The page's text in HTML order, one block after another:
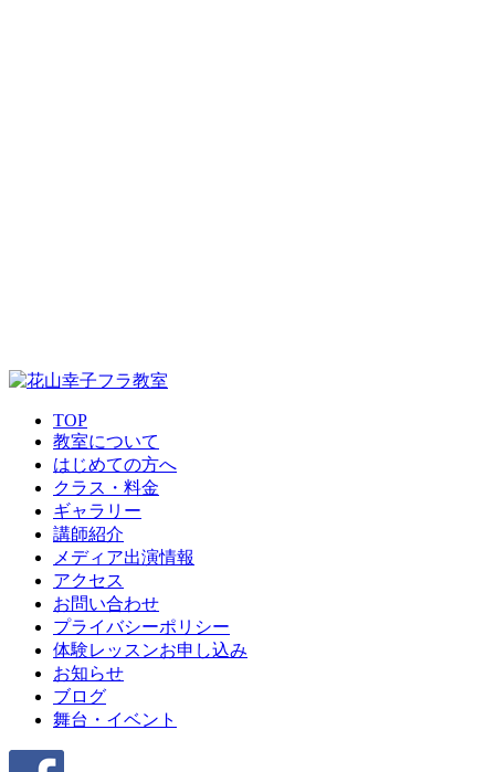
TOP
教室について
はじめての方へ
クラス・料金
ギャラリー
講師紹介
メディア出演情報
アクセス
お問い合わせ
プライバシーポリシー
体験レッスンお申し込み
お知らせ
ブログ
舞台・イベント